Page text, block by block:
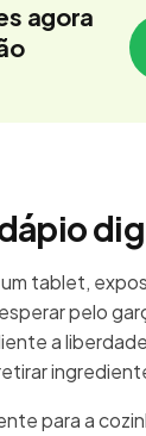
agora
tablet,
pelo
a
para a